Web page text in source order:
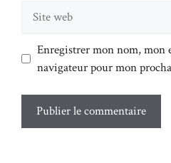
web
Enregistrer mon nom, mon
navigateur pour mon